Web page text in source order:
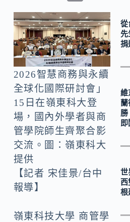
b
o
o
k
o
p
y
Li
n
k
2026智慧商務與永續
全球化國際研討會」
15日在嶺東科大登
場，國內外學者與商
管學院師生齊聚合影
交流。圖：嶺東科大
提供
【記者 宋佳景/台中
報導】
嶺東科技大學 商管學
從
捐
維
蘭
世
西
根